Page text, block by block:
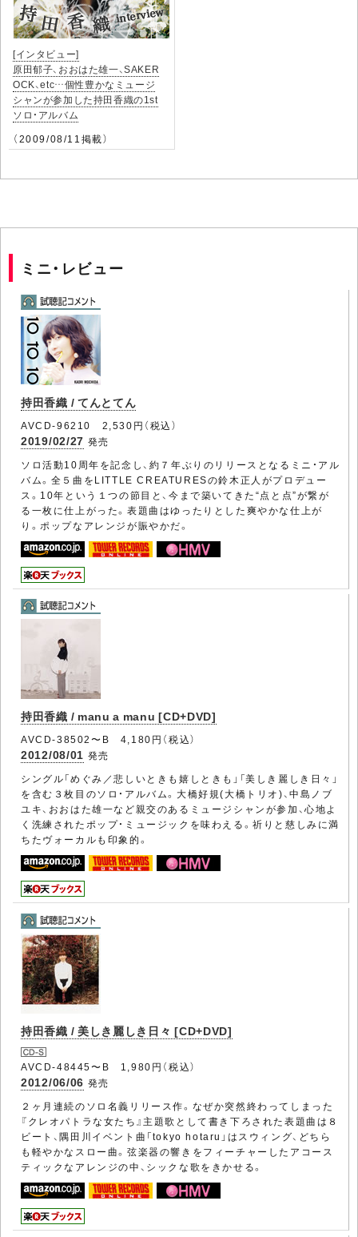
[インタビュー]
原田郁子、おおはた雄一、SAKER
OCK、etc…個性豊かなミュージ
シャンが参加した持田香織の1st
ソロ・アルバム
（2009/08/11掲載）
ミニ・レビュー
持田香織 / てんとてん
AVCD-96210 2,530円（税込）
2019/02/27 発売
ソロ活動10周年を記念し、約７年ぶりのリリースとなるミニ・アル
バム。全５曲をLITTLE CREATURESの鈴木正人がプロデュー
ス。10年という１つの節目と、今まで築いてきた“点と点”が繋が
る一枚に仕上がった。表題曲はゆったりとした爽やかな仕上が
り。ポップなアレンジが賑やかだ。
持田香織 / manu a manu [CD+DVD]
AVCD-38502〜B 4,180円（税込）
2012/08/01 発売
シングル「めぐみ／悲しいときも嬉しときも」「美しき麗しき日々」
を含む３枚目のソロ・アルバム。大橋好規(大橋トリオ)、中島ノブ
ユキ、おおはた雄一など親交のあるミュージシャンが参加、心地よ
く洗練されたポップ・ミュージックを味わえる。祈りと慈しみに満
ちたヴォーカルも印象的。
持田香織 / 美しき麗しき日々 [CD+DVD]
AVCD-48445〜B 1,980円（税込）
2012/06/06 発売
２ヶ月連続のソロ名義リリース作。なぜか突然終わってしまった
『クレオパトラな女たち』主題歌として書き下ろされた表題曲は８
ビート、隅田川イベント曲「tokyo hotaru」はスウィング、どちら
も軽やかなスロー曲。弦楽器の響きをフィーチャーしたアコース
ティックなアレンジの中、シックな歌をきかせる。